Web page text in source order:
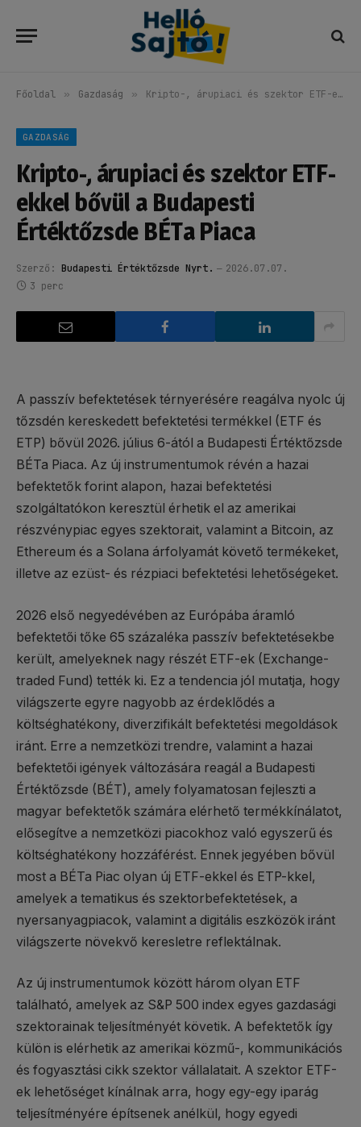
Főoldal » Gazdaság » Kripto-, árupiaci és szektor ETF-ekkel bővül a Budapesti Értéktőzsde BÉTa Piaca
GAZDASÁG
Kripto-, árupiaci és szektor ETF-
ekkel bővül a Budapesti
Értéktőzsde BÉTa Piaca
Szerző: Budapesti Értéktőzsde Nyrt.
2026.07.07.
3 perc
A passzív befektetések térnyerésére reagálva nyolc új
tőzsdén kereskedett befektetési termékkel (ETF és
ETP) bővül 2026. július 6-ától a Budapesti Értéktőzsde
BÉTa Piaca. Az új instrumentumok révén a hazai
befektetők forint alapon, hazai befektetési
szolgáltatókon keresztül érhetik el az amerikai
részvénypiac egyes szektorait, valamint a Bitcoin, az
Ethereum és a Solana árfolyamát követő termékeket,
illetve az ezüst- és rézpiaci befektetési lehetőségeket.
2026 első negyedévében az Európába áramló
befektetői tőke 65 százaléka passzív befektetésekbe
került, amelyeknek nagy részét ETF-ek (Exchange-
traded Fund) tették ki. Ez a tendencia jól mutatja, hogy
világszerte egyre nagyobb az érdeklődés a
költséghatékony, diverzifikált befektetési megoldások
iránt. Erre a nemzetközi trendre, valamint a hazai
befektetői igények változására reagál a Budapesti
Értéktőzsde (BÉT), amely folyamatosan fejleszti a
magyar befektetők számára elérhető termékkínálatot,
elősegítve a nemzetközi piacokhoz való egyszerű és
költséghatékony hozzáférést. Ennek jegyében bővül
most a BÉTa Piac olyan új ETF-ekkel és ETP-kkel,
amelyek a tematikus és szektorbefektetések, a
nyersanyagpiacok, valamint a digitális eszközök iránt
világszerte növekvő keresletre reflektálnak.
Az új instrumentumok között három olyan ETF
található, amelyek az S&P 500 index egyes gazdasági
szektorainak teljesítményét követik. A befektetők így
külön is elérhetik az amerikai közmű-, kommunikációs
és fogyasztási cikk szektor vállalatait. A szektor ETF-
ek lehetőséget kínálnak arra, hogy egy-egy iparág
teljesítményére építsenek anélkül, hogy egyedi